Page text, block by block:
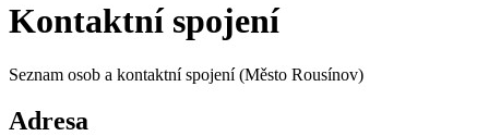
Kontaktní spojení
Seznam osob a kontaktní spojení (Město Rousínov)
Adresa